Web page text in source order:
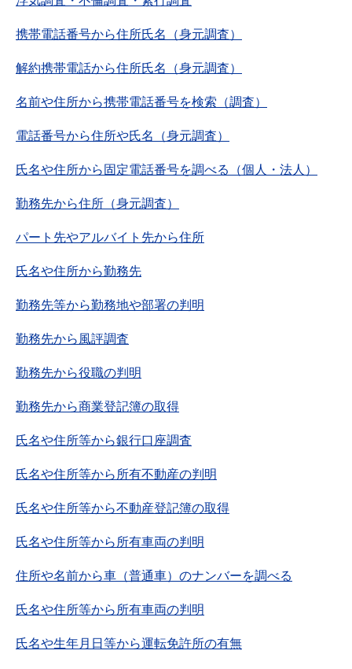
携帯電話番号から住所氏名（身元調査）
解約携帯電話から住所氏名（身元調査）
名前や住所から携帯電話番号を検索（調査）
電話番号から住所や氏名（身元調査）
氏名や住所から固定電話番号を調べる（個人・法人）
勤務先から住所（身元調査）
パート先やアルバイト先から住所
氏名や住所から勤務先
勤務先等から勤務地や部署の判明
勤務先から風評調査
勤務先から役職の判明
勤務先から商業登記簿の取得
氏名や住所等から銀行口座調査
氏名や住所等から所有不動産の判明
氏名や住所等から不動産登記簿の取得
氏名や住所等から所有車両の判明
住所や名前から車（普通車）のナンバーを調べる
氏名や住所等から所有車両の判明
氏名や生年月日等から運転免許所の有無